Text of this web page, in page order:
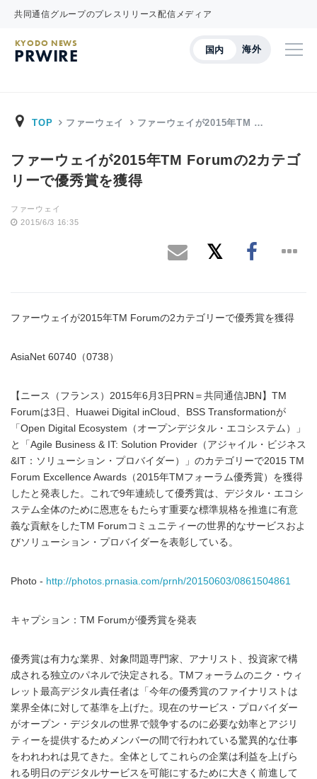
共同通信グループのプレスリリース配信メディア
国内 海外
KYODO NEWS
PRWIRE
TOP ファーウェイ ファーウェイが2015年TM …
ファーウェイが2015年TM Forumの2カテゴ
リーで優秀賞を獲得
ファーウェイ
2015/6/3 16:35
ファーウェイが2015年TM Forumの2カテゴリーで優秀賞を獲得
AsiaNet 60740（0738）
【ニース（フランス）2015年6月3日PRN＝共同通信JBN】TM
Forumは3日、Huawei Digital inCloud、BSS Transformationが
「Open Digital Ecosystem（オープンデジタル・エコシステム）」
と「Agile Business & IT: Solution Provider（アジャイル・ビジネス
&IT：ソリューション・プロバイダー）」のカテゴリーで2015 TM
Forum Excellence Awards（2015年TMフォーラム優秀賞）を獲得
したと発表した。これで9年連続して優秀賞は、デジタル・エコシ
ステム全体のために恩恵をもたらす重要な標準規格を推進に有意
義な貢献をしたTM Forumコミュニティーの世界的なサービスおよ
びソリューション・プロバイダーを表彰している。
Photo - http://photos.prnasia.com/prnh/20150603/0861504861
キャプション：TM Forumが優秀賞を発表
優秀賞は有力な業界、対象問題専門家、アナリスト、投資家で構
成される独立のパネルで決定される。TMフォーラムのニク・ウィ
レット最高デジタル責任者は「今年の優秀賞のファイナリストは
業界全体に対して基準を上げた。現在のサービス・プロバイダー
がオープン・デジタルの世界で競争するのに必要な効率とアジリ
ティーを提供するためメンバーの間で行われている驚異的な仕事
をわれわれは見てきた。全体としてこれらの企業は利益を上げら
れる明日のデジタルサービスを可能にするために大きく前進して